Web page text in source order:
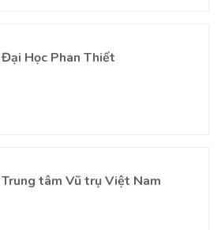
Đại Học Phan Thiết
Trung tâm Vũ trụ Việt Nam